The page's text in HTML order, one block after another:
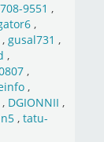
9551 ,
,
gusal731 ,
,
,
,
, DGIONNII ,
, tatu-